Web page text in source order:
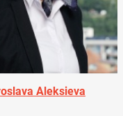
Aleksieva